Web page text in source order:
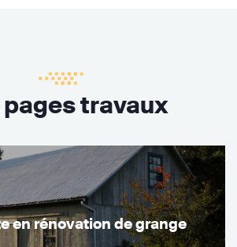
pages travaux
en rénovation de grange